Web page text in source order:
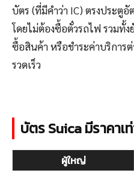
บัตร (ที่มีคำว่า IC) ตรงประตู
โดยไม่ต้องซื้อตั๋วรถไฟ รวมทั้
ซื้อสินค้า หรือชำระค่าบริการ
รวดเร็ว
บัตร Suica มีราคาเ
ผู้ใหญ่